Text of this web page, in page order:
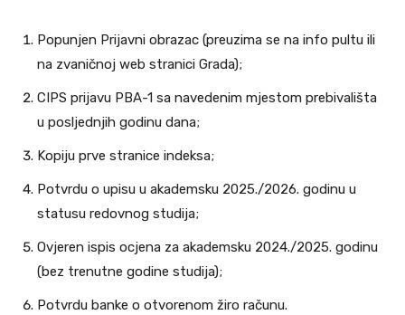
Popunjen Prijavni obrazac (preuzima se na info pultu ili
na zvaničnoj web stranici Grada);
CIPS prijavu PBA-1 sa navedenim mjestom prebivališta
u posljednjih godinu dana;
Kopiju prve stranice indeksa;
Potvrdu o upisu u akademsku 2025./2026. godinu u
statusu redovnog studija;
Ovjeren ispis ocjena za akademsku 2024./2025. godinu
(bez trenutne godine studija);
Potvrdu banke o otvorenom žiro računu.